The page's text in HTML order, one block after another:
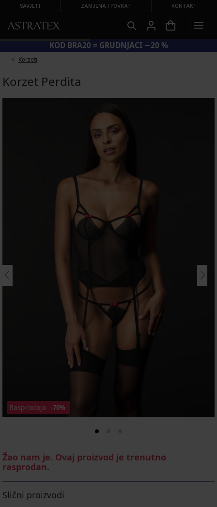
SAVJETI ZAMJENA I POVRAT KONTAKT
KOD BRA20 = GRUDNJACI −20 %
Korzeti
Korzet Perdita
Rasprodaja -70%
Žao nam je. Ovaj proizvod je trenutno
rasprodan.
Slični proizvodi